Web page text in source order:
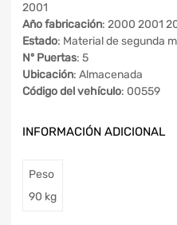
2001
Año fabricación: 2000 2001
Estado: Material de segunda
Nº Puertas: 5
Ubicación: Almacenada
Código del vehículo: 00559
INFORMACIÓN ADICIONAL
Peso
90 kg